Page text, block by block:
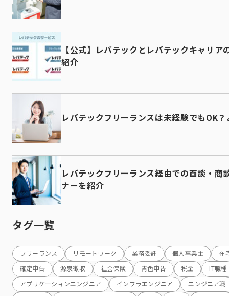
【公式】レバテックとレバテックキャリ
紹介
レバテックフリーランスは未経験でもOK
レバテックフリーランス経由での面談・商
ナーを紹介
タグ一覧
フリーランス リモートワーク 業務委託 個人事業主 在
確定申告 源泉徴収 社会保険 青色申告 税金 IT職種
アプリケーションエンジニア インフラエンジニア エンジニア職